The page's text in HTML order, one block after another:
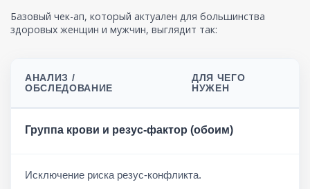
Базовый чек-ап, который актуален для большинства
здоровых женщин и мужчин, выглядит так:
АНАЛИЗ /
ОБСЛЕДОВАНИЕ
ДЛЯ ЧЕГО
НУЖЕН
Группа крови и резус-фактор (обоим)
Исключение риска резус-конфликта.